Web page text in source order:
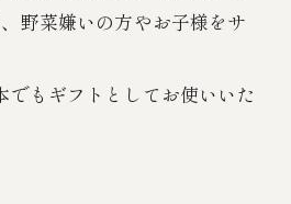
野菜嫌いの方やお子様をサ
でもギフトとしてお使いいた